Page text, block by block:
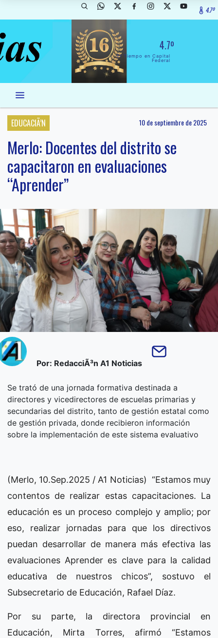
4.7º
4.7º
El Tiempo en Capital
Federal
EDUCACIÃ’N 10 de septiembre de 2025
Merlo: Docentes del distrito se
capacitaron en evaluaciones
“Aprender”
Por: RedacciÃ³n A1 Noticias
Se trató de una jornada formativa destinada a
directores y vicedirectores de escuelas primarias y
secundarias del distrito, tanto de gestión estatal como
de gestión privada, donde recibieron información
sobre la implementación de este sistema evaluativo
(Merlo, 10.Sep.2025 / A1 Noticias) “Estamos muy
contentos de realizar estas capacitaciones. La
educación es un proceso complejo y amplio; por
eso, realizar jornadas para que los directivos
puedan desarrollar de manera más efectiva las
evaluaciones Aprender es clave para la calidad
educativa de nuestros chicos”, sostuvo el
Subsecretario de Educación, Rafael Díaz.
Por su parte, la directora provincial en
Educación, Mirta Torres, afirmó “Estamos